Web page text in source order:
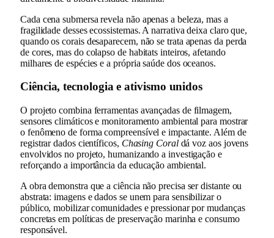
Cada cena submersa revela não apenas a beleza, mas a
fragilidade desses ecossistemas. A narrativa deixa claro que,
quando os corais desaparecem, não se trata apenas da perda
de cores, mas do colapso de habitats inteiros, afetando
milhares de espécies e a própria saúde dos oceanos.
Ciência, tecnologia e ativismo unidos
O projeto combina ferramentas avançadas de filmagem,
sensores climáticos e monitoramento ambiental para mostrar
o fenômeno de forma compreensível e impactante. Além de
registrar dados científicos, Chasing Coraldá voz aos jovens
envolvidos no projeto, humanizando a investigação e
reforçando a importância da educação ambiental.
A obra demonstra que a ciência não precisa ser distante ou
abstrata: imagens e dados se unem para sensibilizar o
público, mobilizar comunidades e pressionar por mudanças
concretas em políticas de preservação marinha e consumo
responsável.